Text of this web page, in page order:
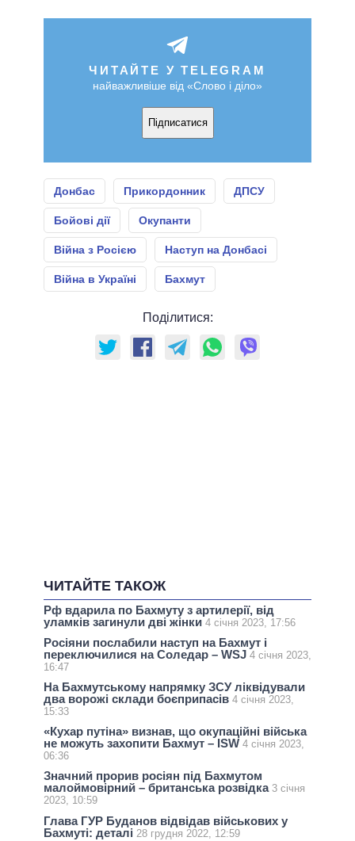
ЧИТАЙТЕ У TELEGRAM
найважливіше від «Слово і діло»
Підписатися
Донбас Прикордонник ДПСУ
Бойові дії Окупанти
Війна з Росією Наступ на Донбасі
Війна в Україні Бахмут
Поділитися:
ЧИТАЙТЕ ТАКОЖ
Рф вдарила по Бахмуту з артилерії, від
уламків загинули дві жінки 4 січня 2023, 17:56
Росіяни послабили наступ на Бахмут і
переключилися на Соледар – WSJ 4 січня 2023,
16:47
На Бахмутському напрямку ЗСУ ліквідували
два ворожі склади боєприпасів 4 січня 2023,
15:33
«Кухар путіна» визнав, що окупаційні війська
не можуть захопити Бахмут – ISW 4 січня 2023,
06:36
Значний прорив росіян під Бахмутом
малоймовірний – британська розвідка 3 січня
2023, 10:59
Глава ГУР Буданов відвідав військових у
Бахмуті: деталі 28 грудня 2022, 12:59